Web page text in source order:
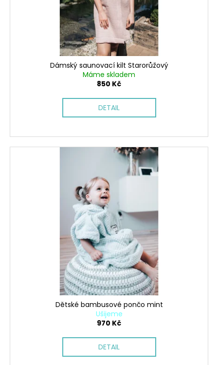
Dámský saunovací kilt Starorůžový
Máme skladem
850 Kč
DETAIL
Dětské bambusové pončo mint
Ušijeme
970 Kč
DETAIL